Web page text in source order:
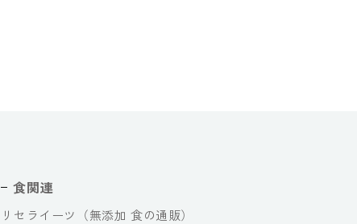
食関連
リセライーツ（無添加 食の通販）